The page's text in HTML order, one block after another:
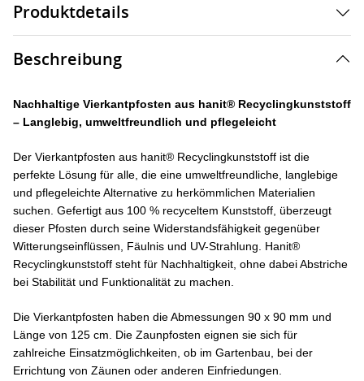
Produktdetails
Beschreibung
Nachhaltige Vierkantpfosten aus hanit® Recyclingkunststoff
– Langlebig, umweltfreundlich und pflegeleicht
Der Vierkantpfosten aus hanit® Recyclingkunststoff ist die
perfekte Lösung für alle, die eine umweltfreundliche, langlebige
und pflegeleichte Alternative zu herkömmlichen Materialien
suchen. Gefertigt aus 100 % recyceltem Kunststoff, überzeugt
dieser Pfosten durch seine Widerstandsfähigkeit gegenüber
Witterungseinflüssen, Fäulnis und UV-Strahlung. Hanit®
Recyclingkunststoff steht für Nachhaltigkeit, ohne dabei Abstriche
bei Stabilität und Funktionalität zu machen.
Die Vierkantpfosten haben die Abmessungen 90 x 90 mm und
Länge von 125 cm. Die Zaunpfosten eignen sie sich für
zahlreiche Einsatzmöglichkeiten, ob im Gartenbau, bei der
Errichtung von Zäunen oder anderen Einfriedungen.